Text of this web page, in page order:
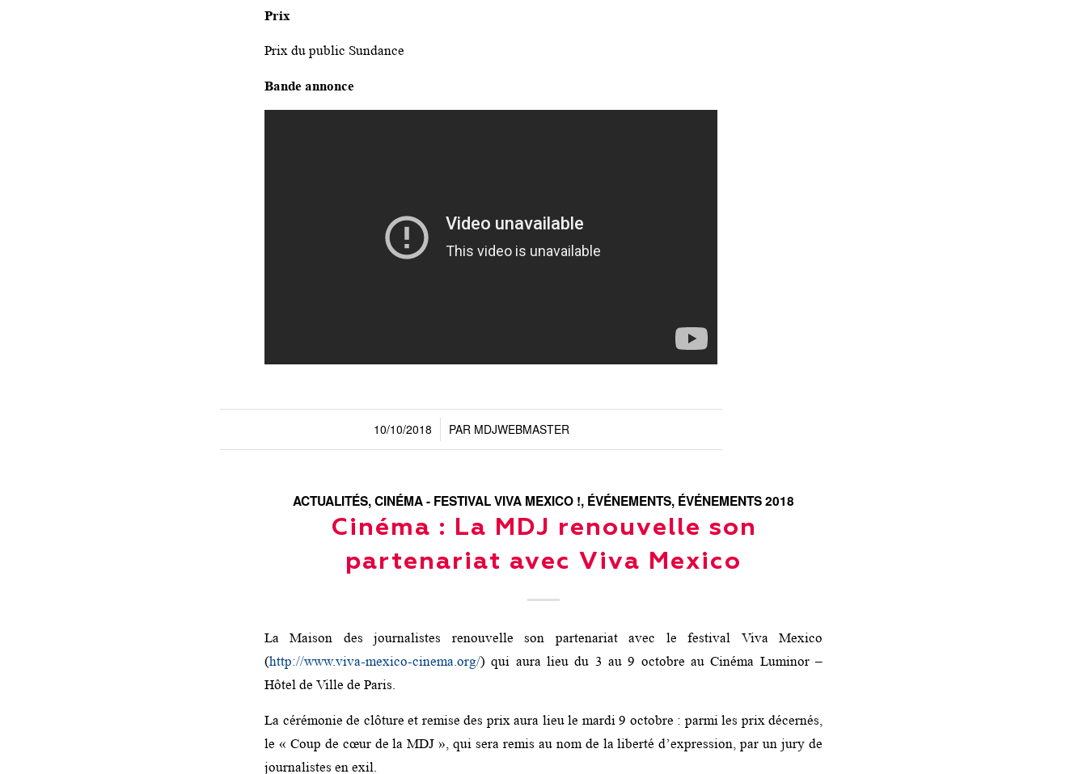
Prix
Prix du public Sundance
Bande annonce
10/10/2018
/ PAR MDJWEBMASTER
ACTUALITÉS,CINÉMA - FESTIVAL VIVA MEXICO !, ÉVÉNEMENTS, ÉVÉNEMENTS 2018
Cinéma : La MDJ renouvelle son
partenariat avec Viva Mexico
La Maison des journalistes renouvelle son partenariat avec le festival Viva Mexico
(http://www.viva-mexico-cinema.org/) qui aura lieu du 3 au 9 octobre au Cinéma Luminor –
Hôtel de Ville de Paris.
La cérémonie de clôture et remise des prix aura lieu le mardi 9 octobre : parmi les prix décernés,
le « Coup de cœur de la MDJ », qui sera remis au nom de la liberté d’expression, par un jury de
journalistes en exil.